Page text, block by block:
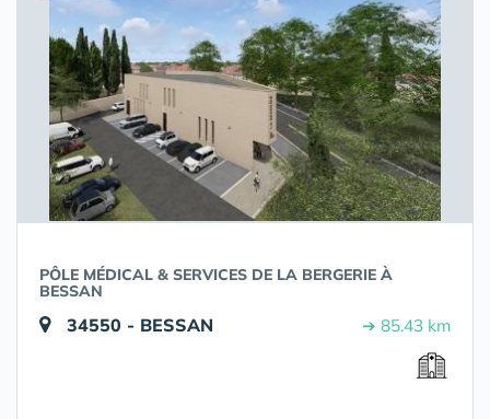
PÔLE MÉDICAL & SERVICES DE LA BERGERIE À
BESSAN
34550 - BESSAN ➔ 85.43 km